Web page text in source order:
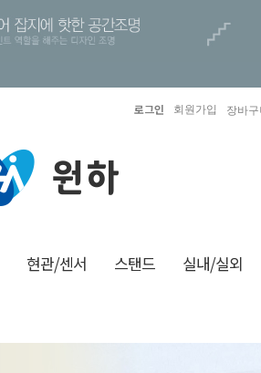
로그인 회원가입 장바
현관/센서 스탠드 실내/실외